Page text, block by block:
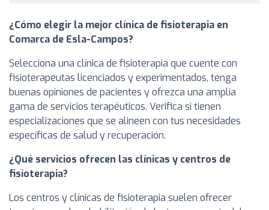
¿Cómo elegir la mejor clínica de fisioterapia en
Comarca de Esla-Campos?
Selecciona una clínica de fisioterapia que cuente con
fisioterapeutas licenciados y experimentados, tenga
buenas opiniones de pacientes y ofrezca una amplia
gama de servicios terapéuticos. Verifica si tienen
especializaciones que se alineen con tus necesidades
específicas de salud y recuperación.
¿Qué servicios ofrecen las clínicas y centros de
fisioterapia?
Los centros y clínicas de fisioterapia suelen ofrecer